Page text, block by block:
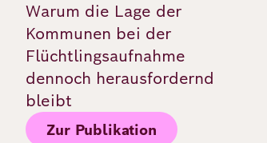
Warum die Lage der
Kommunen bei der
Flüchtlingsaufnahme
dennoch herausfordernd
bleibt
Zur Publikation